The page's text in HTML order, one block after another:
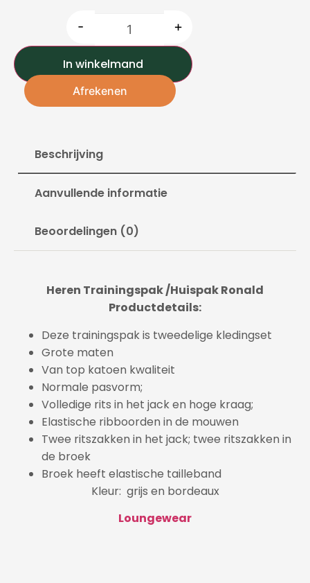
- +
In winkelmand
Afrekenen
Beschrijving
Aanvullende informatie
Beoordelingen (0)
Heren Trainingspak /Huispak Ronald
Productdetails:
Deze trainingspak is tweedelige kledingset
Grote maten
Van top katoen kwaliteit
Normale pasvorm;
Volledige rits in het jack en hoge kraag;
Elastische ribboorden in de mouwen
Twee ritszakken in het jack; twee ritszakken in
de broek
Broek heeft elastische tailleband
Kleur: grijs en bordeaux
Loungewear